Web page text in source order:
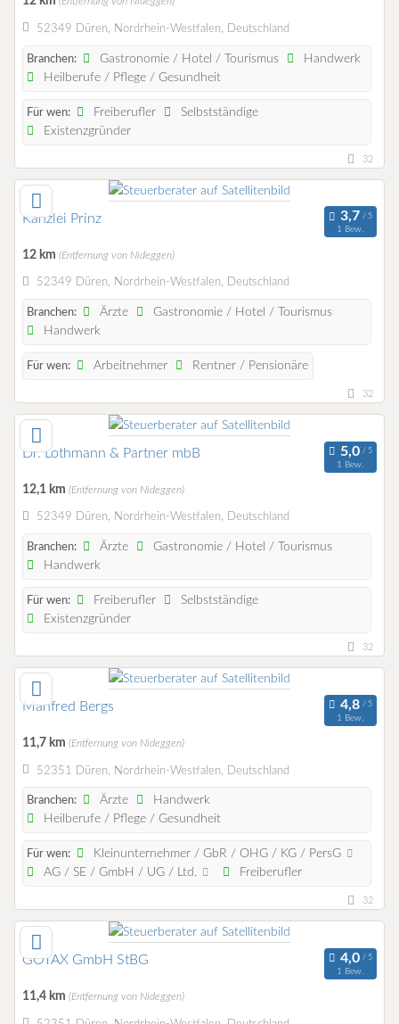
52349 Düren, Nordrhein-Westfalen, Deutschland
Branchen: Gastronomie / Hotel / Tourismus
Handwerk
Heilberufe / Pflege / Gesundheit
Für wen: Freiberufler
Selbstständige
Existenzgründer
32
Kanzlei Prinz
1 Bew.
12 km (Entfernung von Nideggen)
52349 Düren, Nordrhein-Westfalen, Deutschland
Branchen: Ärzte
Gastronomie / Hotel / Tourismus
Handwerk
Für wen: Arbeitnehmer Rentner / Pensionäre
32
Dr. Lothmann & Partner mbB
1 Bew.
12,1 km (Entfernung von Nideggen)
52349 Düren, Nordrhein-Westfalen, Deutschland
Branchen: Ärzte
Gastronomie / Hotel / Tourismus
Handwerk
Für wen: Freiberufler
Selbstständige
Existenzgründer
32
Manfred Bergs
1 Bew.
11,7 km (Entfernung von Nideggen)
52351 Düren, Nordrhein-Westfalen, Deutschland
Branchen: Ärzte
Handwerk
Heilberufe / Pflege / Gesundheit
Für wen:
Kleinunternehmer / GbR / OHG / KG / PersG
AG / SE / GmbH / UG / Ltd.
Freiberufler
32
GOTAX GmbH StBG
1 Bew.
11,4 km (Entfernung von Nideggen)